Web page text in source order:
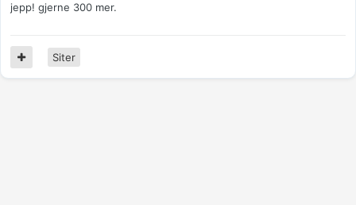
jepp! gjerne 300 mer.
Siter